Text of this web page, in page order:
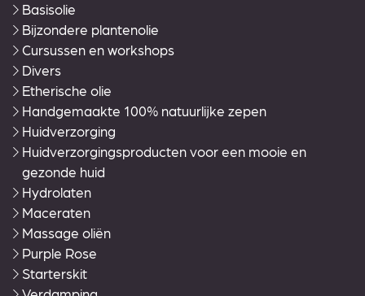
Basisolie
Bijzondere plantenolie
Cursussen en workshops
Divers
Etherische olie
Handgemaakte 100% natuurlijke zepen
Huidverzorging
Huidverzorgingsproducten voor een mooie en
gezonde huid
Hydrolaten
Maceraten
Massage oliën
Purple Rose
Starterskit